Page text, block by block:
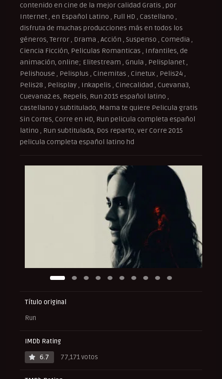
contenido en cine de la mejor calidad Gratis , por
Internet , en Español Latino , Full HD , Castellano ,
disfruta de muchas producciones más en todos los
géneros, Terror , Drama , Acción , Suspenso , Comedia ,
Ciencia Ficción, Peliculas Romanticas , Infantiles, de
animación, online; Elitestream , Gnula , Pelisplanet ,
Pelishouse , Pelisplus , Cinemitas , Cinetux , Pelis24 ,
Pelis28 , Pelisplay , Inkapelis , Cinecalidad , Cuevana3,
Cuevana2.es, Repelis, Run 2015 español latino ,
castellano y subtitulado, Mama te quiere Pelicula gratis
Sin Cortes, Corre en HD, Run pelicula completa español
latino , Run subtitulada, Dos reparto, ver Corre 2015
pelicula completa español latino hd
Título original
Run
IMDb Rating
6.7
77,171 votos